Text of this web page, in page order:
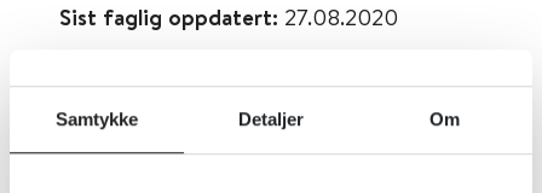
Samtykke Detaljer Om
Sist faglig oppdatert: 27.08.2020
overgrep
Emner: Voldsrisiko og kriminalitet